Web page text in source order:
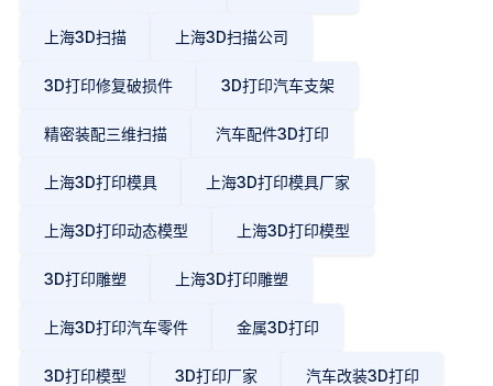
上海3D扫描 上海3D扫描公司
3D打印修复破损件 3D打印汽车支架
精密装配三维扫描 汽车配件3D打印
上海3D打印模具 上海3D打印模具厂家
上海3D打印动态模型 上海3D打印模型
3D打印雕塑 上海3D打印雕塑
上海3D打印汽车零件 金属3D打印
3D打印模型 3D打印厂家 汽车改装3D打印